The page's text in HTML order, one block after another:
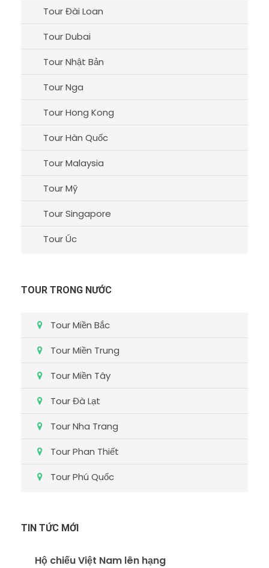
Tour Đài Loan
Tour Dubai
Tour Nhật Bản
Tour Nga
Tour Hong Kong
Tour Hàn Quốc
Tour Malaysia
Tour Mỹ
Tour Singapore
Tour Úc
TOUR TRONG NƯỚC
Tour Miền Bắc
Tour Miền Trung
Tour Miền Tây
Tour Đà Lạt
Tour Nha Trang
Tour Phan Thiết
Tour Phú Quốc
TIN TỨC MỚI
Hộ chiếu Việt Nam lên hạng